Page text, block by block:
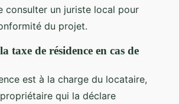
consulter un juriste local pour
du projet.
taxe de résidence en cas de
est à la charge du locataire,
propriétaire qui la déclare